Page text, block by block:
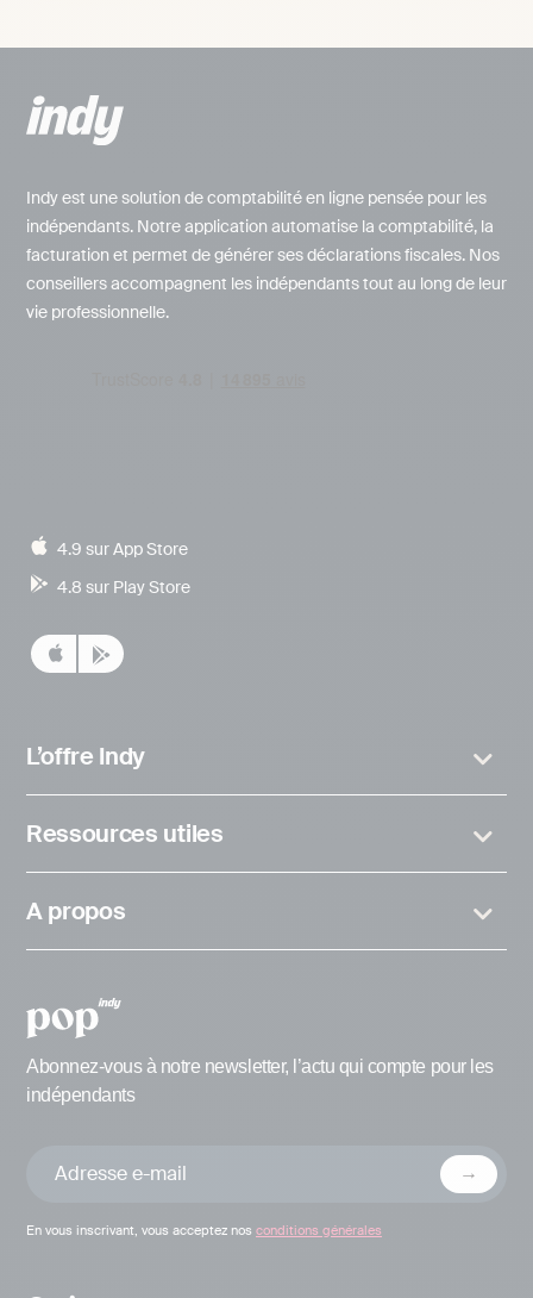
Indy est une solution de comptabilité en ligne pensée pour les
indépendants. Notre application automatise la comptabilité, la
facturation et permet de générer ses déclarations fiscales. Nos
conseillers accompagnent les indépendants tout au long de leur
vie professionnelle.
4.9 sur App Store
4.8 sur Play Store
L’offre Indy
Ressources utiles
A propos
Abonnez-vous à notre newsletter, l’actu qui compte pour les
indépendants
En vous inscrivant, vous acceptez nos conditions générales